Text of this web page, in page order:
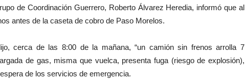
de Coordinación Guerrero, Roberto Álvarez Heredia, informó que al
antes de la caseta de cobro de Paso Morelos.
cerca de las 8:00 de la mañana, “un camión sin frenos arrolla 7
de gas, misma que vuelca, presenta fuga (riesgo de explosión),
de los servicios de emergencia.